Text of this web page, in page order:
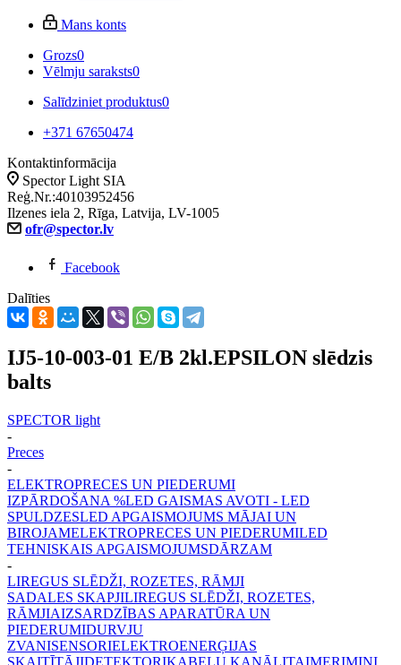
Mans konts
Grozs0
Vēlmju saraksts0
Salīdziniet produktus0
+371 67650474
Kontaktinformācija
Spector Light SIA
Reģ.Nr.:40103952456
Ilzenes iela 2, Rīga, Latvija, LV-1005
ofr@spector.lv
Facebook
Dalīties
IJ5-10-003-01 E/B 2kl.EPSILON slēdzis
balts
SPECTOR light
-
Preces
-
ELEKTROPRECES UN PIEDERUMI
IZPĀRDOŠANA %LED GAISMAS AVOTI - LED
SPULDZESLED APGAISMOJUMS MĀJAI UN
BIROJAMELEKTROPRECES UN PIEDERUMILED
TEHNISKAIS APGAISMOJUMSDĀRZAM
-
LIREGUS SLĒDŽI, ROZETES, RĀMJI
SADALES SKAPJILIREGUS SLĒDŽI, ROZETES,
RĀMJIAIZSARDZĪBAS APARATŪRA UN
PIEDERUMIDURVJU
ZVANISENSORIELEKTROENERĢIJAS
SKAITĪTĀJIDETEKTORIKABEĻU KANĀLITAIMERIMINI